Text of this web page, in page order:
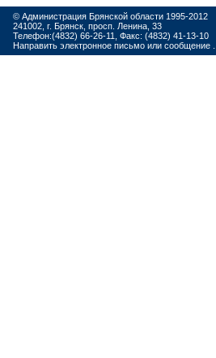
© Администрация Брянской области 1995-2012
241002, г. Брянск, просп. Ленина, 33
Телефон:(4832) 66-26-11, Факс: (4832) 41-13-10
Направить электронное письмо или сообщение ...